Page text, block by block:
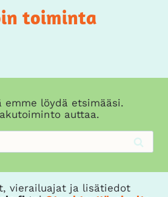
toiminta
emme löydä etsimääsi.
auttaa.
vierailuajat ja lisätiedot